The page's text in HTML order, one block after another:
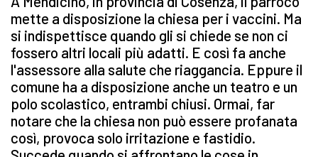
mette a disposizione la chiesa per i vaccini. Ma
si indispettisce quando gli si chiede se non ci
fossero altri locali più adatti. E così fa anche
l'assessore alla salute che riaggancia. Eppure il
comune ha a disposizione anche un teatro e un
polo scolastico, entrambi chiusi. Ormai, far
notare che la chiesa non può essere profanata
così, provoca solo irritazione e fastidio.